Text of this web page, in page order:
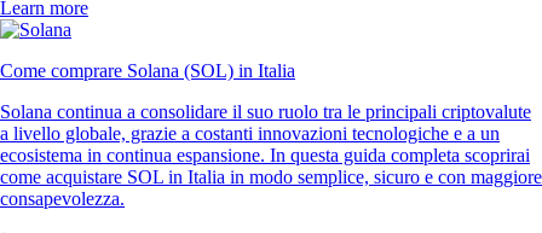
Learn more
Come comprare Solana (SOL) in Italia
Solana continua a consolidare il suo ruolo tra le principali criptovalute
a livello globale, grazie a costanti innovazioni tecnologiche e a un
ecosistema in continua espansione. In questa guida completa scoprirai
come acquistare SOL in Italia in modo semplice, sicuro e con maggiore
consapevolezza.